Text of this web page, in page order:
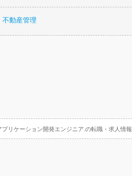
不動産管理
プリケーション開発エンジニア.の転職・求人情報